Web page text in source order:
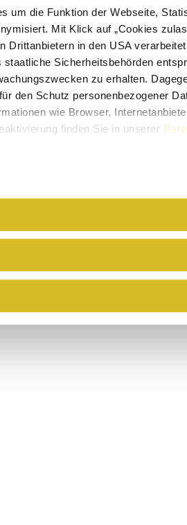
um die Funktion der Webseite,
Mit Klick auf „Cookies
Drittanbietern in den USA
Sicherheitsbehörden
zu erhalten.
den Schutz personenbezogener
wie Browser,
finden Sie in unserer